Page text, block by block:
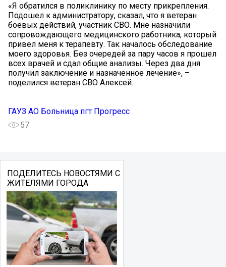
«Я обратился в поликлинику по месту прикрепления.
Подошел к администратору, сказал, что я ветеран
боевых действий, участник СВО. Мне назначили
сопровождающего медицинского работника, который
привел меня к терапевту. Так началось обследование
моего здоровья. Без очередей за пару часов я прошел
всех врачей и сдал общие анализы. Через два дня
получил заключение и назначенное лечение», –
поделился ветеран СВО Алексей.
ГАУЗ АО Больница пгт Прогресс
57
ПОДЕЛИТЕСЬ НОВОСТЯМИ С
ЖИТЕЛЯМИ ГОРОДА